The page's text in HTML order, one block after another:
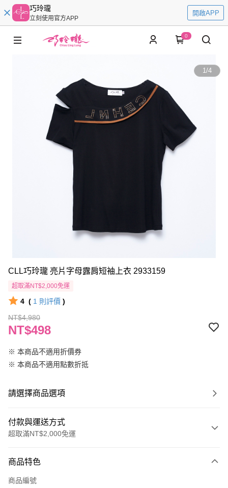
巧玲瓏
立刻使用官方APP
開啟APP
0
1/4
CLL巧玲瓏 亮片字母露肩短袖上衣 2933159
超取滿NT$2,000免運
4 ( 1 則評價 )
NT$4,980
NT$498
※ 本商品不適用折價券
※ 本商品不適用點數折抵
請選擇商品選項
付款與運送方式
超取滿NT$2,000免運
信用卡一次付款
商品特色
商品編號